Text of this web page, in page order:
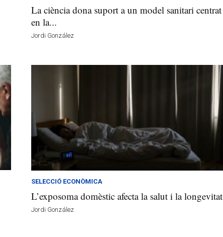
La ciència dona suport a un model sanitari centrat
en la...
Jordi González
SELECCIÓ ECONÒMICA
L’exposoma domèstic afecta la salut i la longevitat
Jordi González